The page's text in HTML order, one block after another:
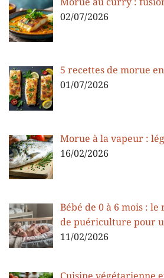
02/07/2026
5 recettes de morue
01/07/2026
Morue à la vapeur :
16/02/2026
Bébé de 0 à 6 mois :
de puériculture pour
11/02/2026